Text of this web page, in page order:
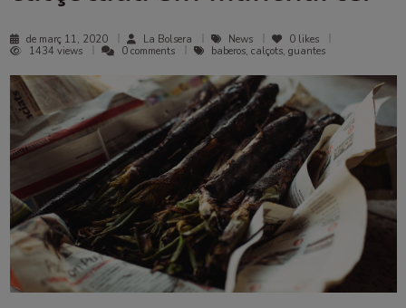
de març 11, 2020 La Bolsera News 0 likes
1434 views
0 comments baberos, calçots, guantes